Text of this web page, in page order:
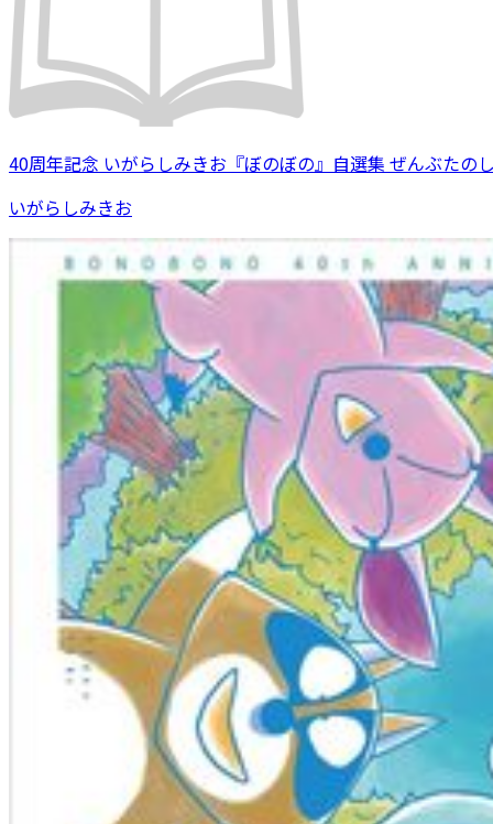
40周年記念 いがらしみきお『ぼのぼの』自選集 ぜんぶたの
いがらしみきお